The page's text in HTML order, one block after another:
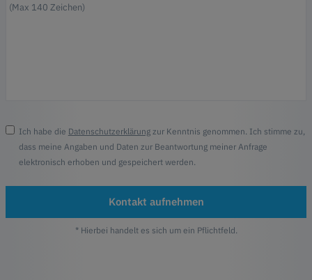
Ich habe die Datenschutzerklärungzur Kenntnis genommen. Ich stimme zu,
dass meine Angaben und Daten zur Beantwortung meiner Anfrage
elektronisch erhoben und gespeichert werden.
Kontakt aufnehmen
* Hierbei handelt es sich um ein Pflichtfeld.